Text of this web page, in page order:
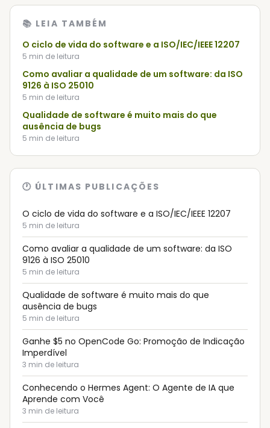
📚 LEIA TAMBÉM
O ciclo de vida do software e a ISO/IEC/IEEE 12207
5 min de leitura
Como avaliar a qualidade de um software: da ISO
9126 à ISO 25010
5 min de leitura
Qualidade de software é muito mais do que
ausência de bugs
5 min de leitura
🕐 ÚLTIMAS PUBLICAÇÕES
O ciclo de vida do software e a ISO/IEC/IEEE 12207
5 min de leitura
Como avaliar a qualidade de um software: da ISO
9126 à ISO 25010
5 min de leitura
Qualidade de software é muito mais do que
ausência de bugs
5 min de leitura
Ganhe $5 no OpenCode Go: Promoção de Indicação
Imperdível
3 min de leitura
Conhecendo o Hermes Agent: O Agente de IA que
Aprende com Você
3 min de leitura